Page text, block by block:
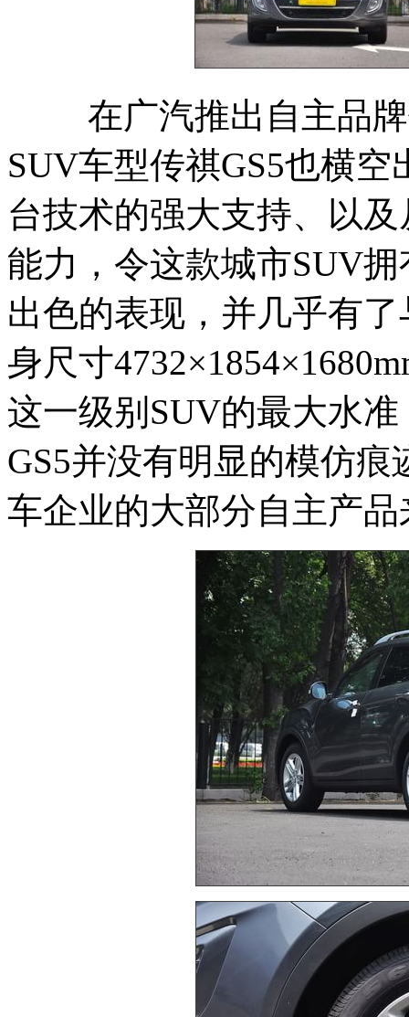
在广汽推出自主品牌
SUV车型传祺GS5也横
台技术的强大支持、以
能力，令这款城市SUV
出色的表现，并几乎有
身尺寸
这一级别SUV的最大水
GS5并没有明显的模仿
车企业的大部分自主产